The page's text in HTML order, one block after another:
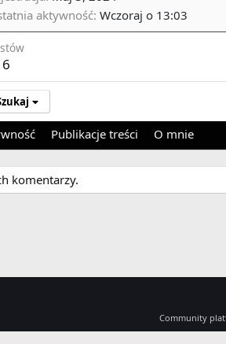
aktywność Wczoraj o 13:03
6
Publikacje treści O mnie
komentarzy.
Community